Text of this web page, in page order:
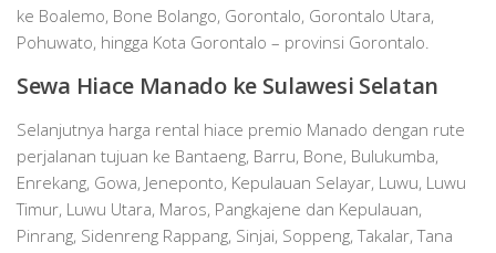
ke Boalemo, Bone Bolango, Gorontalo, Gorontalo Utara,
Pohuwato, hingga Kota Gorontalo – provinsi Gorontalo.
Sewa Hiace Manado ke Sulawesi Selatan
Selanjutnya harga rental hiace premio Manado dengan rute
perjalanan tujuan ke Bantaeng, Barru, Bone, Bulukumba,
Enrekang, Gowa, Jeneponto, Kepulauan Selayar, Luwu, Luwu
Timur, Luwu Utara, Maros, Pangkajene dan Kepulauan,
Pinrang, Sidenreng Rappang, Sinjai, Soppeng, Takalar, Tana